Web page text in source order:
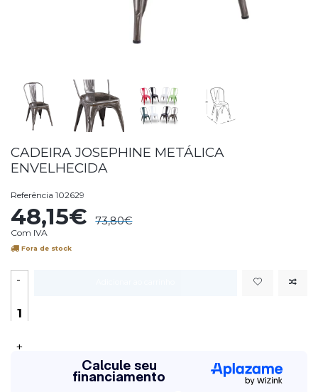
CADEIRA JOSEPHINE METÁLICA
ENVELHECIDA
Referência 102629
48,15€ 73,80€
Com IVA
Fora de stock
-
+